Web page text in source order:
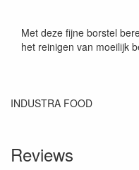
Met deze fijne borstel
het reinigen van moeilijk
INDUSTRA FOOD
Reviews